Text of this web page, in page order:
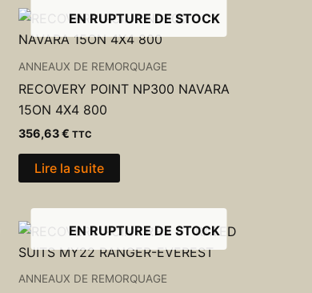
EN RUPTURE DE STOCK
ANNEAUX DE REMORQUAGE
RECOVERY POINT NP300 NAVARA
15ON 4X4 800
356,63€ TTC
Lire la suite
EN RUPTURE DE STOCK
ANNEAUX DE REMORQUAGE